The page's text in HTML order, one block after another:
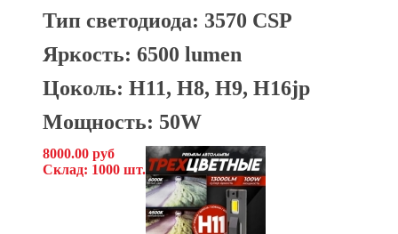
Тип светодиода: 3570 CSP
Яркость: 6500 lumen
Цоколь: H11, H8, H9, H16jp
Мощность: 50W
8000.00 руб
Склад: 1000 шт.